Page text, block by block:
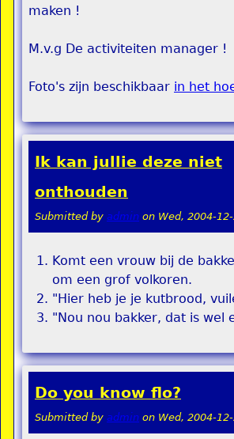
maken !
M.v.g De activiteiten manager !
Foto's zijn beschikbaar in het
Ik kan jullie deze niet
onthouden
Submitted by admin on Wed, 2004-
Komt een vrouw bij de
om een grof volkoren.
"Hier heb je je kutbrood,
"Nou nou bakker, dat is wel
Do you know flo?
Submitted by admin on Wed, 2004-